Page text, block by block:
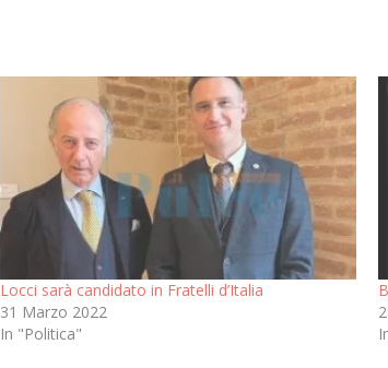
Locci sarà candidato in Fratelli d’Italia
31 Marzo 2022
In "Politica"